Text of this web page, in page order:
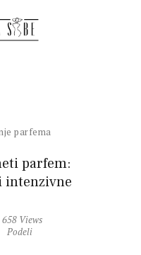
parfem:
intenzivne
658 Views
Podeli